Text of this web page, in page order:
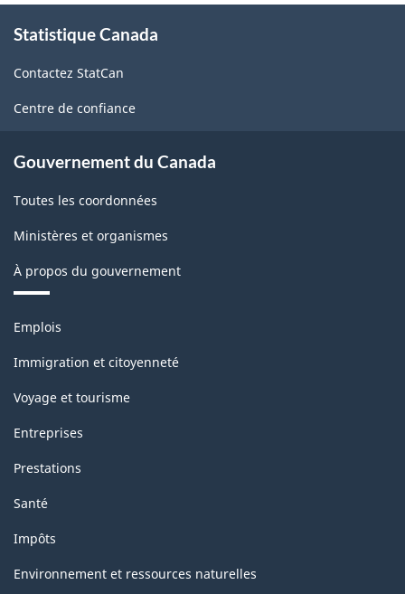
propos
ce
site
Statistique Canada
Contactez StatCan
Centre de confiance
Gouvernement du Canada
Toutes les coordonnées
Ministères et organismes
À propos du gouvernement
Thèmes
sujets
Emplois
Immigration et citoyenneté
Voyage et tourisme
Entreprises
Prestations
Santé
Impôts
Environnement et ressources naturelles